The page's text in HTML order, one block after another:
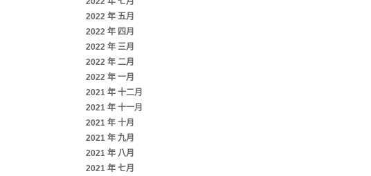
2022 年 五月
2022 年 四月
2022 年 三月
2022 年 二月
2022 年 一月
2021 年 十二月
2021 年 十一月
2021 年 十月
2021 年 九月
2021 年 八月
2021 年 七月